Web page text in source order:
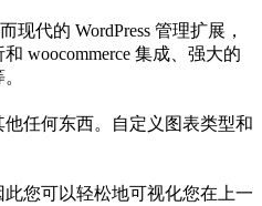
现代的 WordPress 管理扩展，
woocommerce 集成、强大的
任何东西。自定义图表类型和
您可以轻松地可视化您在上一